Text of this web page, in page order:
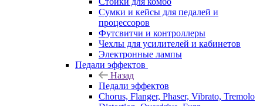
Сумки и кейсы для педалей и
процессоров
Футсвитчи и контроллеры
Чехлы для усилителей и кабинетов
Электронные лампы
Педали эффектов
Назад
Педали эффектов
Chorus, Flanger, Phaser, Vibrato, Tremolo